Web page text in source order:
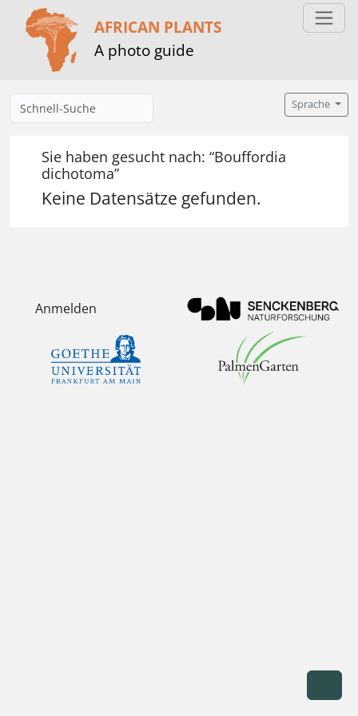
AFRICAN PLANTS
A photo guide
Sprache
Sie haben gesucht nach: “Bouffordia
dichotoma”
Keine Datensätze gefunden.
Anmelden